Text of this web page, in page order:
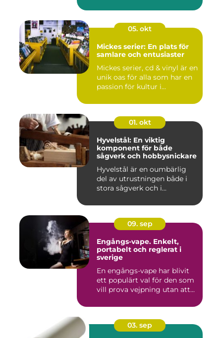
05. okt
Mickes serier: En plats för
samlare och entusiaster
Mickes serier, cd & vinyl är en
unik oas för alla som har en
passion för kultur i...
01. okt
Hyvelstål: En viktig
komponent för både
sågverk och hobbysnickare
Hyvelstål är en oumbärlig
del av utrustningen både i
stora sågverk och i...
09. sep
Engångs-vape. Enkelt,
portabelt och reglerat i
sverige
En engångs-vape har blivit
ett populärt val för den som
vill prova vejpning utan att...
03. sep